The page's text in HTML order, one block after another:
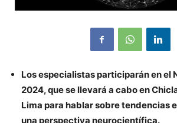
Los especialistas participarán en el
2024, que se llevará a cabo en
Lima para hablar sobre tendencias
una perspectiva neurocientífica.